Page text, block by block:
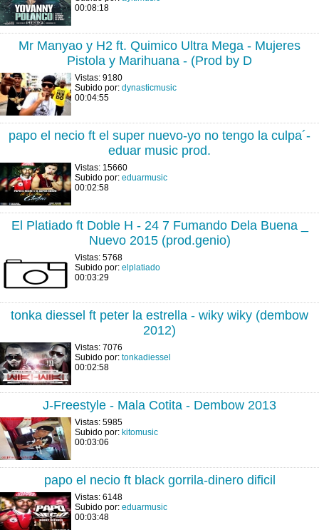
00:08:18
Mr Manyao y H2 ft. Quimico Ultra Mega - Mujeres
Pistola y Marihuana - (Prod by D
Vistas: 9180
Subido por: dynasticmusic
00:04:55
papo el necio ft el super nuevo-yo no tengo la culpa´-
eduar music prod.
Vistas: 15660
Subido por: eduarmusic
00:02:58
El Platiado ft Doble H - 24 7 Fumando Dela Buena _
Nuevo 2015 (prod.genio)
Vistas: 5768
Subido por: elplatiado
00:03:29
tonka diessel ft peter la estrella - wiky wiky (dembow
2012)
Vistas: 7076
Subido por: tonkadiessel
00:02:58
J-Freestyle - Mala Cotita - Dembow 2013
Vistas: 5985
Subido por: kitomusic
00:03:06
papo el necio ft black gorrila-dinero dificil
Vistas: 6148
Subido por: eduarmusic
00:03:48